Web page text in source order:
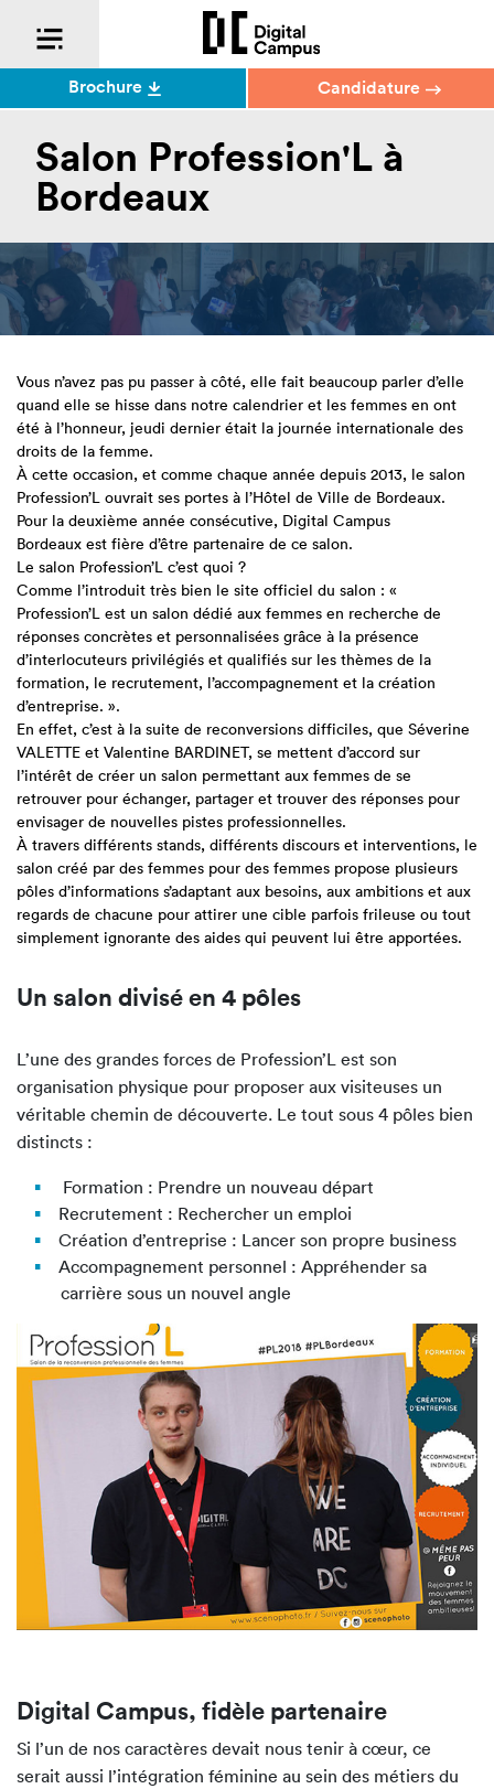
Salon Profession'L à
Bordeaux
Vous n’avez pas pu passer à côté, elle fait beaucoup parler d’elle
quand elle se hisse dans notre calendrier et les femmes en ont
été à l’honneur, jeudi dernier était la journée internationale des
droits de la femme.
À cette occasion, et comme chaque année depuis 2013, le salon
Profession’L ouvrait ses portes à l’Hôtel de Ville de Bordeaux.
Pour la deuxième année consécutive, Digital Campus
Bordeaux est fière d’être partenaire de ce salon.
Le salon Profession’L c’est quoi ?
Comme l’introduit très bien le site officiel du salon : «
Profession’L est un salon dédié aux femmes en recherche de
réponses concrètes et personnalisées grâce à la présence
d’interlocuteurs privilégiés et qualifiés sur les thèmes de la
formation, le recrutement, l’accompagnement et la création
d’entreprise. ».
En effet, c’est à la suite de reconversions difficiles, que Séverine
VALETTE et Valentine BARDINET, se mettent d’accord sur
l’intérêt de créer un salon permettant aux femmes de se
retrouver pour échanger, partager et trouver des réponses pour
envisager de nouvelles pistes professionnelles.
À travers différents stands, différents discours et interventions, le
salon créé par des femmes pour des femmes propose plusieurs
pôles d’informations s’adaptant aux besoins, aux ambitions et aux
regards de chacune pour attirer une cible parfois frileuse ou tout
simplement ignorante des aides qui peuvent lui être apportées.
Un salon divisé en 4 pôles
L’une des grandes forces de Profession’L est son
organisation physique pour proposer aux visiteuses un
véritable chemin de découverte. Le tout sous 4 pôles bien
distincts :
Formation : Prendre un nouveau départ
Recrutement : Rechercher un emploi
Création d’entreprise : Lancer son propre business
Accompagnement personnel : Appréhender sa
carrière sous un nouvel angle
Digital Campus, fidèle partenaire
Si l’un de nos caractères devait nous tenir à cœur, ce
serait aussi l’intégration féminine au sein des métiers du
Brochure Candidature